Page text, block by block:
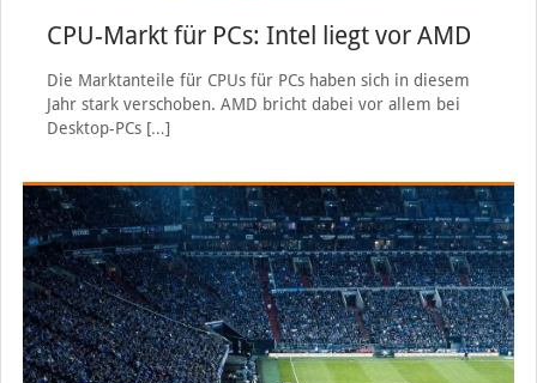
CPU-Markt für PCs: Intel liegt vor AMD
Die Marktanteile für CPUs für PCs haben sich in diesem
Jahr stark verschoben. AMD bricht dabei vor allem bei
Desktop-PCs[…]